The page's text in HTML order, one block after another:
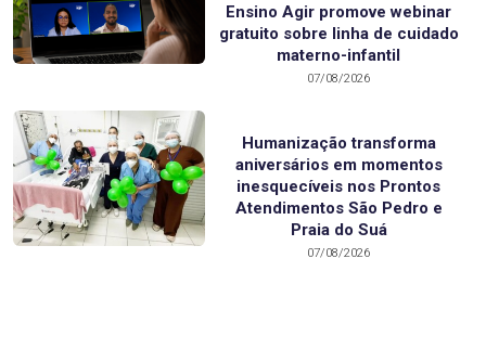
Ensino Agir promove webinar
gratuito sobre linha de cuidado
materno-infantil
07/08/2026
Humanização transforma
aniversários em momentos
inesquecíveis nos Prontos
Atendimentos São Pedro e
Praia do Suá
07/08/2026